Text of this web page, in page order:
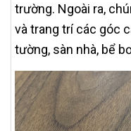
trường. Ngoài ra,
và trang trí các góc
tường, sàn nhà, bể